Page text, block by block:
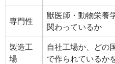
専門性
獣医師・動物栄養
関わっているか
製造工
場
自社工場か、どの
で作られているか